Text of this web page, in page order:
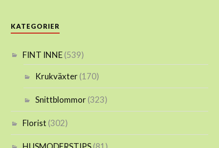
KATEGORIER
FINT INNE(539)
Krukväxter(170)
Snittblommor(323)
Florist (302)